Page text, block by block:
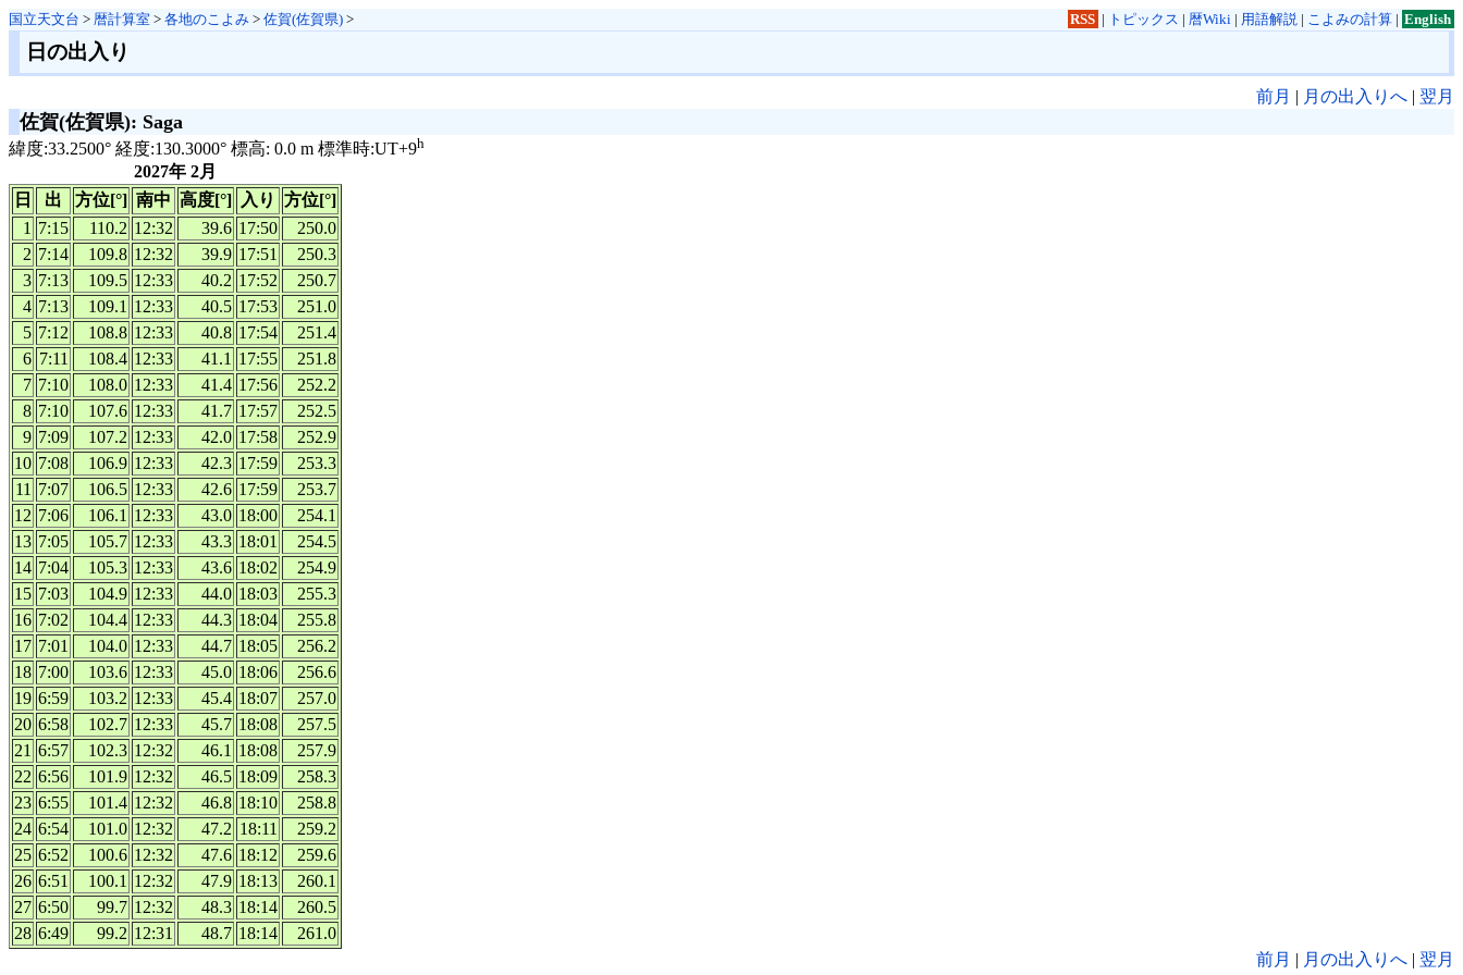
国立天文台 > 暦計算室 > 各地のこよみ > 佐賀(佐賀県) > RSS | トピックス | 暦Wiki| 用語解説| こよみの計算| English
日の出入り
前月 | 月の出入りへ | 翌月
佐賀(佐賀県): Saga
緯度:33.2500° 経度:130.3000° 標高: 0.0 m 標準時:UT+9h
2027年 2月
日
出 方位[°] 南中 高度[°] 入り
方位[°]
1 7:15 110.2 12:32 39.6 17:50
250.0
2 7:14 109.8 12:32 39.9 17:51
250.3
3 7:13 109.5 12:33 40.2 17:52
250.7
4 7:13 109.1 12:33 40.5 17:53
251.0
5 7:12 108.8 12:33 40.8 17:54
251.4
6 7:11 108.4 12:33 41.1 17:55
251.8
7 7:10 108.0 12:33 41.4 17:56
252.2
8 7:10 107.6 12:33 41.7 17:57
252.5
9 7:09 107.2 12:33 42.0 17:58
252.9
10 7:08 106.9 12:33 42.3 17:59
253.3
11 7:07 106.5 12:33 42.6 17:59
253.7
12 7:06 106.1 12:33 43.0 18:00
254.1
13 7:05 105.7 12:33 43.3 18:01
254.5
14 7:04 105.3 12:33 43.6 18:02
254.9
15 7:03 104.9 12:33 44.0 18:03
255.3
16 7:02 104.4 12:33 44.3 18:04
255.8
17 7:01 104.0 12:33 44.7 18:05
256.2
18 7:00 103.6 12:33 45.0 18:06
256.6
19 6:59 103.2 12:33 45.4 18:07
257.0
20 6:58 102.7 12:33 45.7 18:08
257.5
21 6:57 102.3 12:32 46.1 18:08
257.9
22 6:56 101.9 12:32 46.5 18:09
258.3
23 6:55 101.4 12:32 46.8 18:10
258.8
24 6:54 101.0 12:32 47.2 18:11
259.2
25 6:52 100.6 12:32 47.6 18:12
259.6
26 6:51 100.1 12:32 47.9 18:13
260.1
27 6:50 99.7 12:32 48.3 18:14
260.5
28 6:49 99.2 12:31 48.7 18:14
261.0
前月 | 月の出入りへ | 翌月